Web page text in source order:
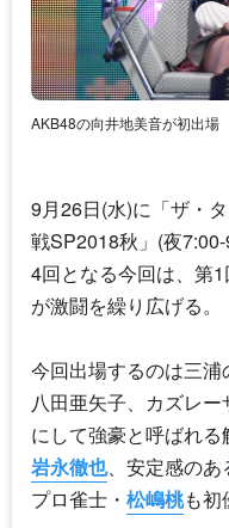
AKB48の向井地美音が初出場
9月26日(水)に「ザ・
戦SP2018秋」(夜
4回となる今回は、第
が激闘を繰り広げる。
今回出場するのは三浦
八田亜矢子、カズレ
にして強豪と呼ばれ
岩永徹也、安定感のあ
プロ雀士・ 松嶋桃も初